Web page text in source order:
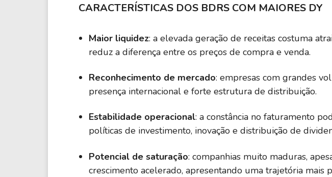
CARACTERÍSTICAS DOS BDRS COM MAIORES DY
Maior liquidez: a elevada geração de receitas costuma
reduz a diferença entre os preços de compra e venda.
Reconhecimento de mercado: empresas com grandes
presença internacional e forte estrutura de distribuição.
Estabilidade operacional: a constância no faturamento
políticas de investimento, inovação e distribuição de
Potencial de saturação: companhias muito maduras,
crescimento acelerado, apresentando uma trajetória mais